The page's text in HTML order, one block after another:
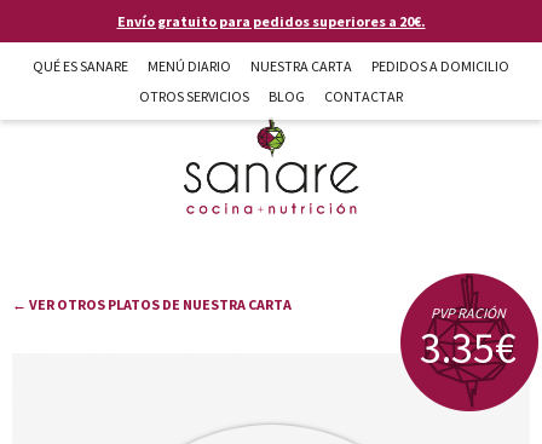
Pasar al contenido principalEnvío gratuito para pedidos superiores a 20€.
QUÉ ES SANARE MENÚ DIARIO NUESTRA CARTA
PEDIDOS A DOMICILIO
OTROS SERVICIOS
BLOG CONTACTAR
Sanare cocina + nutrición en Almería
← VER OTROS PLATOS DE NUESTRA CARTA PVP RACIÓN
3.35€